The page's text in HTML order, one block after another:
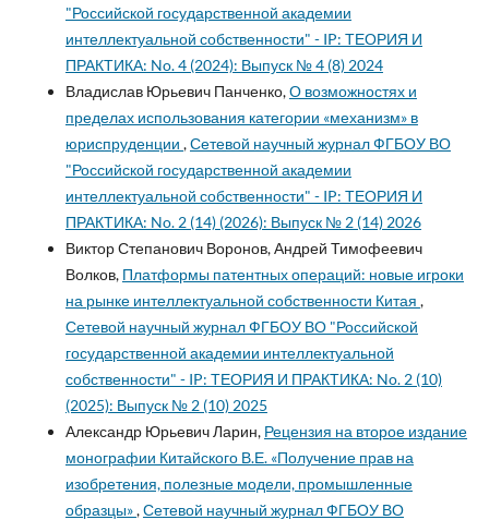
"Российской государственной академии
интеллектуальной собственности" - IP: ТЕОРИЯ И
ПРАКТИКА: No. 4 (2024): Выпуск № 4 (8) 2024
Владислав Юрьевич Панченко,О возможностях и
пределах использования категории «механизм» в
юриспруденции ,Сетевой научный журнал ФГБОУ ВО
"Российской государственной академии
интеллектуальной собственности" - IP: ТЕОРИЯ И
ПРАКТИКА: No. 2 (14) (2026): Выпуск № 2 (14) 2026
Виктор Степанович Воронов, Андрей Тимофеевич
Волков, Платформы патентных операций: новые игроки
на рынке интеллектуальной собственности Китая ,
Сетевой научный журнал ФГБОУ ВО "Российской
государственной академии интеллектуальной
собственности" - IP: ТЕОРИЯ И ПРАКТИКА: No. 2 (10)
(2025): Выпуск № 2 (10) 2025
Александр Юрьевич Ларин, Рецензия на второе издание
монографии Китайского В.Е. «Получение прав на
изобретения, полезные модели, промышленные
образцы»,Сетевой научный журнал ФГБОУ ВО